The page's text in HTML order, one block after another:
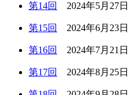
第14回 2024年5月27日
第15回 2024年6月23日
第16回 2024年7月21日
第17回 2024年8月25日